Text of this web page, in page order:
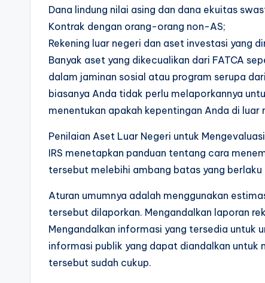
Dana lindung nilai asing dan dana ekuitas
Kontrak dengan orang-orang non-AS;
Rekening luar negeri dan aset investasi yang
Banyak aset yang dikecualikan dari FATCA
dalam jaminan sosial atau program serupa
biasanya Anda tidak perlu melaporkannya
menentukan apakah kepentingan Anda di luar
Penilaian Aset Luar Negeri untuk
IRS menetapkan panduan tentang cara
tersebut melebihi ambang batas yang berlaku
Aturan umumnya adalah menggunakan
tersebut dilaporkan. Mengandalkan laporan
Mengandalkan informasi yang tersedia untuk
informasi publik yang dapat diandalkan untuk
tersebut sudah cukup.